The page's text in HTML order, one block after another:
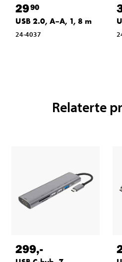
2990
USB 2.0, A–A, 1, 8 m
24-4037
Relaterte
299,-